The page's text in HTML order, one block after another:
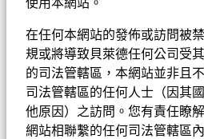
使用本網站。
在任何本網站的發佈或訪問被
規或將導致貝萊德任何公司受
的司法管轄區，本網站並非且
司法管轄區的任何人士（因其
他原因）之訪問。您有責任瞭
網站相聯繫的任何司法管轄區